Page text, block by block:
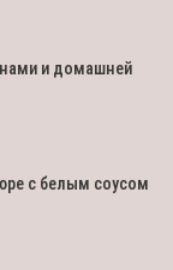
и домашней
с белым соусом